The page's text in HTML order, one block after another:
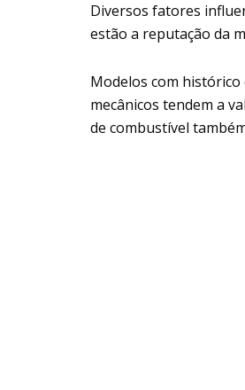
Diversos fatores
estão a reputação da
Modelos com histórico
mecânicos tendem a
de combustível